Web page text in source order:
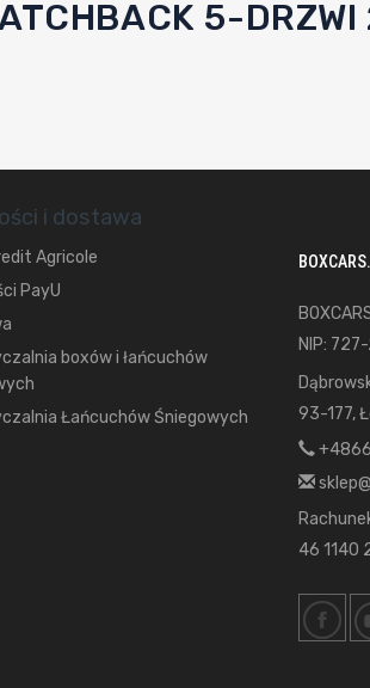
5-
i dostawa
Agricole
PayU
boxów i łańcuchów
Łańcuchów Śniegowych
NIP:
93-177,
46 1140